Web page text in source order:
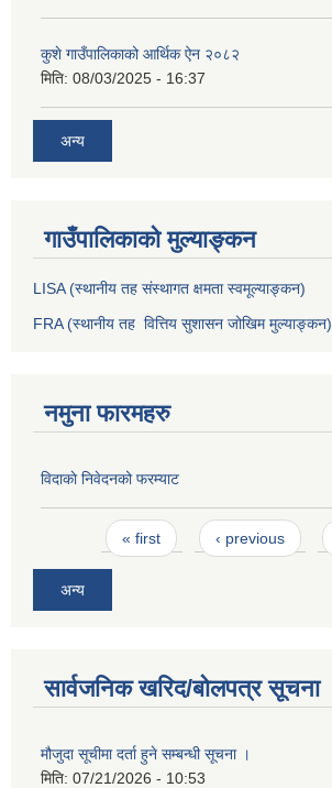
कुशे गाउँपालिकाको आर्थिक ऐन २०८२
मिति: 08/03/2025 - 16:37
अन्य
गाउँपालिकाको मुल्याङ्कन
LISA (स्थानीय तह संस्थागत क्षमता स्वमूल्याङ्कन)
FRA (स्थानीय तह वित्तिय सुशासन जोखिम मुल्याङ्कन)
नमुना फारमहरु
विदाकाे निवेदनको फरम्याट
Pages« first ‹ previous
अन्य
सार्वजनिक खरिद/बोलपत्र सूचना
मौजुदा सूचीमा दर्ता हुने सम्बन्धी सूचना ।
मिति: 07/21/2026 - 10:53